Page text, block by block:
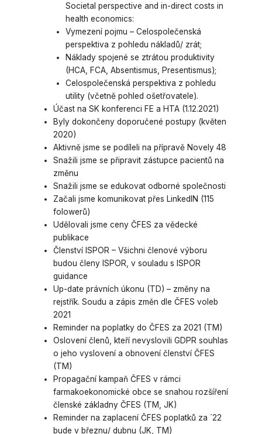
Societal perspective and in-direct costs in
health economics:
Vymezení pojmu – Celospolečenská
perspektiva z pohledu nákladů/ zrát;
Náklady spojené se ztrátou produktivity
(HCA, FCA, Absentismus, Presentismus);
Celospolečenská perspektiva z pohledu
utility (včetně pohled ošetřovatele).
Účast na SK konferenci FE a HTA (1.12.2021)
Byly dokončeny doporučené postupy (květen
2020)
Aktivně jsme se podíleli na přípravě Novely 48
Snažili jsme se připravit zástupce pacientů na
změnu
Snažili jsme se edukovat odborné společnosti
Začali jsme komunikovat přes LinkedIN (115
folowerů)
Udělovali jsme ceny ČFES za vědecké
publikace
Členství ISPOR – Všichni členové výboru
budou členy ISPOR, v souladu s ISPOR
guidance
Up-date právních úkonu (TD) – změny na
rejstřík. Soudu a zápis změn dle ČFES voleb
2021
Reminder na poplatky do ČFES za 2021 (TM)
Oslovení členů, kteří nevyslovili GDPR souhlas
o jeho vyslovení a obnovení členství ČFES
(TM)
Propagační kampaň ČFES v rámci
farmakoekonomické obce se snahou rozšíření
členské základny ČFES (TM, JK)
Reminder na zaplacení ČFES poplatků za ´22
bude v březnu/ dubnu (JK, TM)